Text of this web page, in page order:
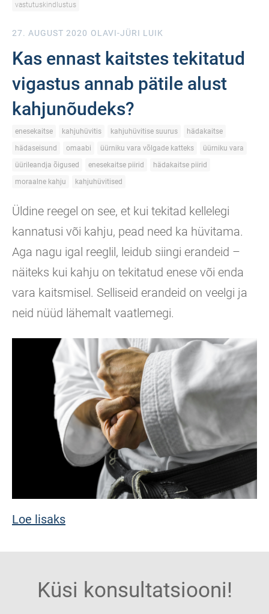
vastutuskindlustus
27. AUGUST 2020 OLAVI-JÜRI LUIK
Kas ennast kaitstes tekitatud
vigastus annab pätile alust
kahjunõudeks?
enesekaitse kahjuhüvitis kahjuhüvitise suurus
hädakaitse
hädaseisund
omaabi üürniku vara võlgade katteks
üürniku vara
üürileandja õigused
enesekaitse piirid
hädakaitse piirid
moraalne kahju
kahjuhüvitised
Üldine reegel on see, et kui tekitad kellelegi
kannatusi või kahju, pead need ka hüvitama.
Aga nagu igal reeglil, leidub siingi erandeid –
näiteks kui kahju on tekitatud enese või enda
vara kaitsmisel. Selliseid erandeid on veelgi ja
neid nüüd lähemalt vaatlemegi.
Loe lisaks
Küsi konsultatsiooni!